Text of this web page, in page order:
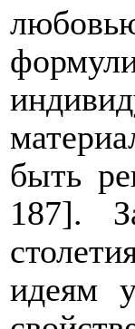
быть
187].
идеям